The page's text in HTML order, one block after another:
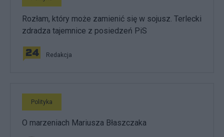
Rozłam, który może zamienić się w sojusz. Terlecki
zdradza tajemnice z posiedzeń PiS
Redakcja
Polityka
O marzeniach Mariusza Błaszczaka